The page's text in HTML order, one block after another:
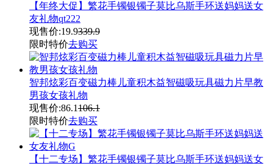
【年终大促】繁花手镯银镯子莫比乌斯手环送妈妈送女
友礼物qt222
现售价:19.9339.9
限时特价去购买
智邦炫彩百变磁力棒儿童积木益智磁吸玩具磁力片早教
男孩女孩礼物
现售价:86.1106.1
限时特价去购买
【十二专场】繁花手镯银镯子莫比乌斯手环送妈妈送女